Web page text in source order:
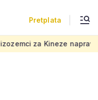
Pretplata
za Kineze napravili